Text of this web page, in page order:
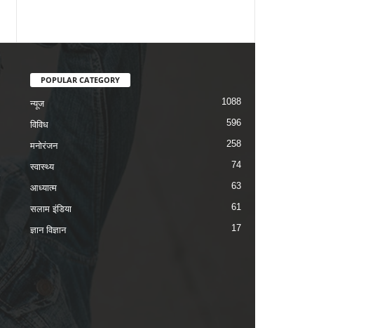
POPULAR CATEGORY
न्यूज 1088
विविध 596
मनोरंजन 258
स्वास्थ्य 74
आध्यात्म 63
सलाम इंडिया 61
ज्ञान विज्ञान 17